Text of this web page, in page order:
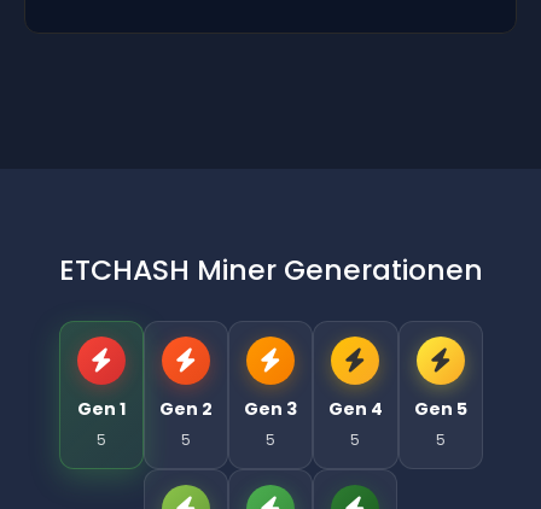
ETCHASH Miner Generationen
Gen 1
5
Gen 2
5
Gen 3
5
Gen 4
5
Gen 5
5